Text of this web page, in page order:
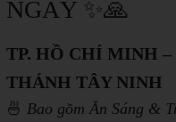
NGÀY ✨🙏
TP. HỒ CHÍ MINH
THÁNH TÂY NINH
🍜 Bao gồm Ăn Sáng &